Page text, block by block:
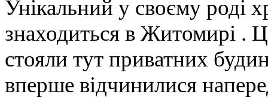
Унікальний у своєму роді
знаходиться в Житомирі .
стояли тут приватних
вперше відчинилися